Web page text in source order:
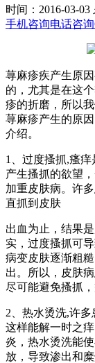
时间：2016-03-03
手机咨询电话咨询
荨麻疹疾产生原
的，尤其是在这
疹的折磨，所以
荨麻疹产生的原
介绍。
1、过度搔抓,瘙
产生搔抓的欲望
加重皮肤病。许
直抓到皮肤
出血为止，结果
实，过度搔抓可
病变皮肤逐渐粗
出。所以，皮肤
尽可能避免搔抓
2、热水烫洗,许
这样能解一时之
炎，热水烫洗能
放，导致渗出和